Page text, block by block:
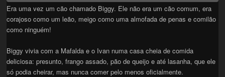
Era uma vez um cão chamado Biggy. Ele não era um cão comum, era
corajoso como um leão, meigo como uma almofada de penas e comilão
como ninguém!
Biggy vivia com a Mafalda e o Ivan numa casa cheia de comida
deliciosa: presunto, frango assado, pão de queijo e até lasanha, que ele
só podia cheirar, mas nunca comer pelo menos oficialmente.